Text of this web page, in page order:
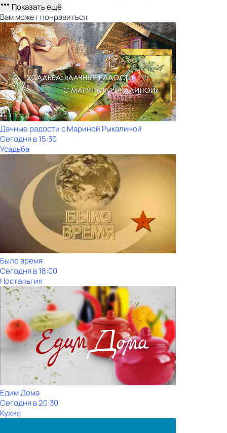
Показать ещё
Вам может понравиться
Дачные радости с Мариной Рыкалиной
Сегодня в 15:30
Усадьба
Было время
Сегодня в 18:00
Ностальгия
Едим Дома
Сегодня в 20:30
Кухня